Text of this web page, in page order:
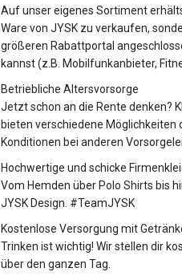
Auf unser eigenes Sortiment
Ware von JYSK zu verkaufen,
größeren Rabattportal
kannst (z.B. Mobilfunkanbieter,
Betriebliche Altersvorsorge
Jetzt schon an die Rente denken?
bieten verschiedene Möglichkeiten
Konditionen bei anderen
Hochwertige und schicke
Vom Hemden über Polo Shirts bis
JYSK Design. #TeamJYSK
Kostenlose Versorgung mit
Trinken ist wichtig! Wir stellen dir
über den ganzen Tag.